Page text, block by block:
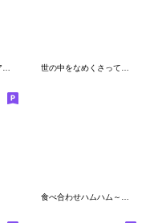
食べ合わせハムハム～出前編～